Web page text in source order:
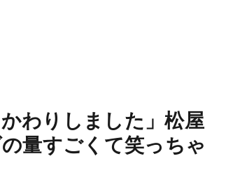
わりしました」松屋
量すごくて笑っちゃ